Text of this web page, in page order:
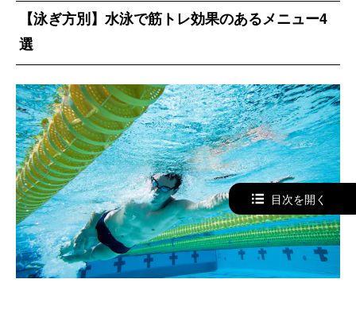
【泳ぎ方別】水泳で筋トレ効果のあるメニュー4
選
目次を開く